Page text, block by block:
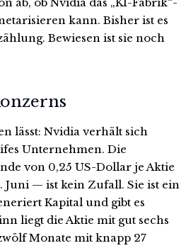
kann. Bisher ist es
Bewiesen ist sie noch
lässt: Nvidia verhält sich
Unternehmen. Die
von 0,25 US-Dollar je Aktie
Juni — ist kein Zufall. Sie ist ein
Kapital und gibt es
liegt die Aktie mit gut sechs
Monate mit knapp 27